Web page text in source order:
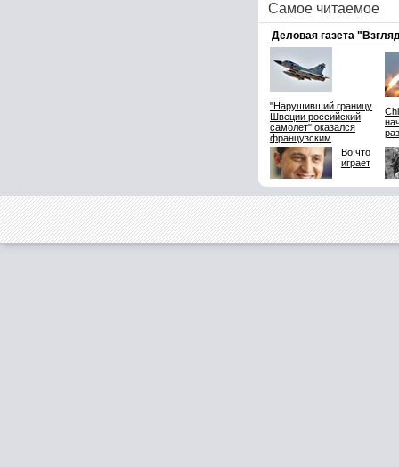
Самое читаемое